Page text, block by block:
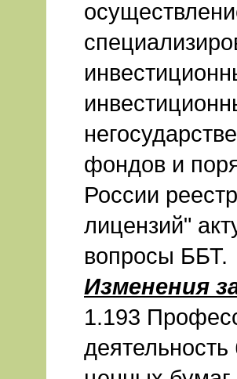
фондов и
России
лицензий"
вопросы ББТ.
Изменения
1.193